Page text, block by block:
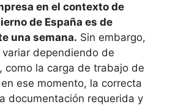
en el contexto de
de España es de
una semana. Sin embargo,
dependiendo de
como la carga de trabajo de
ese momento, la correcta
documentación requerida y